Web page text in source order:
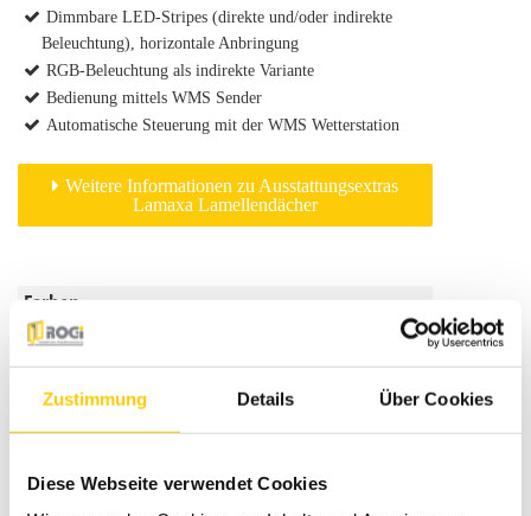
Zustimmung Details Über Cookies
Diese Webseite verwendet Cookies
Dimmbare LED-Stripes (direkte und/oder indirekte
Beleuchtung), horizontale Anbringung
RGB-Beleuchtung als indirekte Variante
Bedienung mittels WMS Sender
Automatische Steuerung mit der WMS Wetterstation
Weitere Informationen zu Ausstattungsextras
Lamaxa Lamellendächer
Farben
Weitere Informationen
Das könnte Sie auch interessieren